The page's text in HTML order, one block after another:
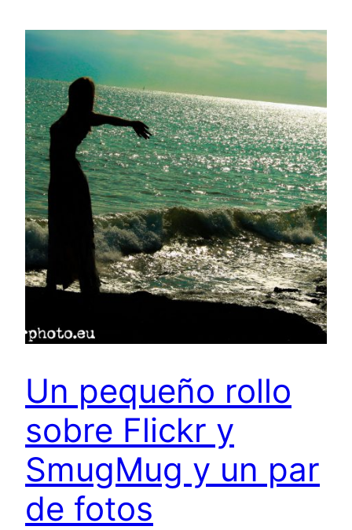
Un pequeño rollo
sobre Flickr y
SmugMug y un par
de fotos